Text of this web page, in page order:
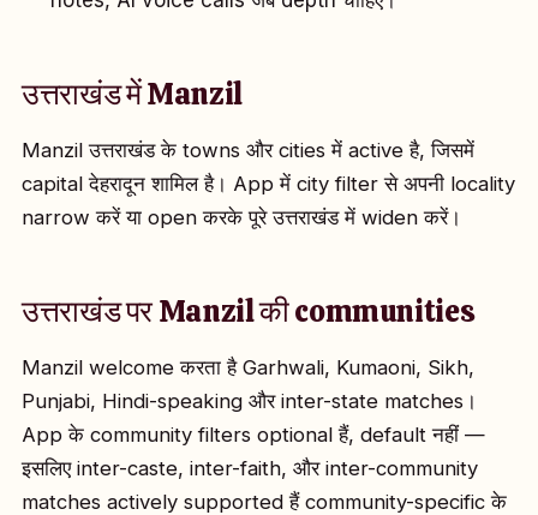
उत्तराखंड में Manzil
Manzil उत्तराखंड के towns और cities में active है, जिसमें
capital देहरादून शामिल है। App में city filter से अपनी locality
narrow करें या open करके पूरे उत्तराखंड में widen करें।
उत्तराखंड पर Manzil की communities
Manzil welcome करता है Garhwali, Kumaoni, Sikh,
Punjabi, Hindi-speaking और inter-state matches।
App के community filters optional हैं, default नहीं —
इसलिए inter-caste, inter-faith, और inter-community
matches actively supported हैं community-specific के